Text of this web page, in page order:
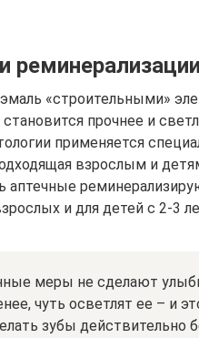
«строительными»
прочнее и
применяется
взрослым и
и для детей с 2-3
меры не сделают
чуть осветлят ее – и
зубы действительно